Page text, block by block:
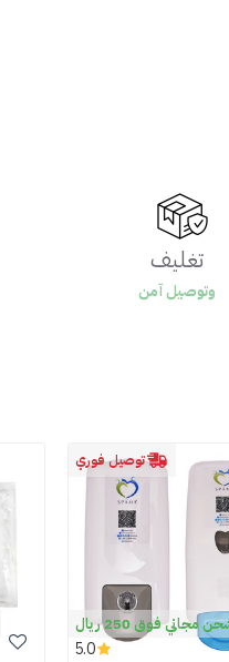
تغليف
وتوصيل آمن
توصيل فوري
مجاني فوق 250 ريال
5.0